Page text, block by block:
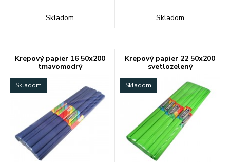
Skladom Skladom
Krepový papier 16 50x200
tmavomodrý
Skladom
Krepový papier 22 50x200
svetlozelený
Skladom